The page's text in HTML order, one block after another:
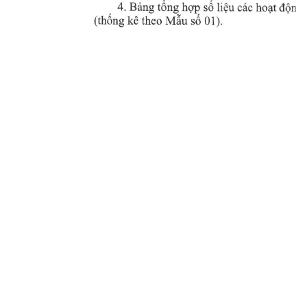
, 4. Bang t6ng_hqp s6 li6u c6c ho4t dQng
(th6ng k€ theo MAu s6 01).